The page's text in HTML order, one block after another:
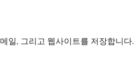
일, 그리고 웹사이트를 저장합니다.